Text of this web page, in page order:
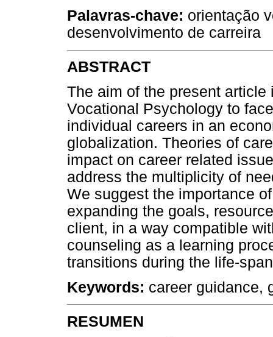
Palavras-chave: orientação
desenvolvimento de carreira
ABSTRACT
The aim of the present
Vocational Psychology to
individual careers in an
globalization. Theories of
impact on career related
address the multiplicity of
We suggest the importance
expanding the goals,
client, in a way compatible
counseling as a learning
transitions during the life-span
Keywords: career guidance,
RESUMEN